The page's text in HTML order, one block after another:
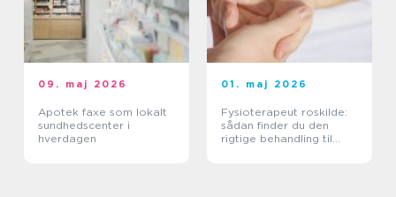
09. maj 2026
Apotek faxe som lokalt
sundhedscenter i
hverdagen
01. maj 2026
Fysioterapeut roskilde:
sådan finder du den
rigtige behandling til